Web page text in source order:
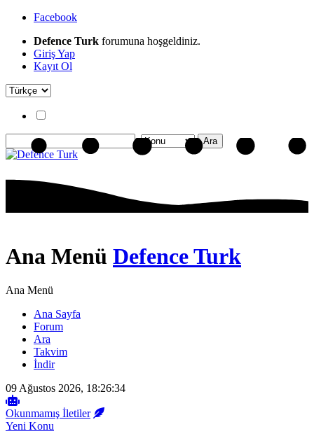
Facebook
Defence Turk forumuna hoşgeldiniz.
Giriş Yap
Kayıt Ol
Ana Menü Defence Turk
Ana Menü
Ana Sayfa
Forum
Ara
Takvim
İndir
09 Ağustos 2026, 18:26:34
Okunmamış İletiler
Yeni Konu